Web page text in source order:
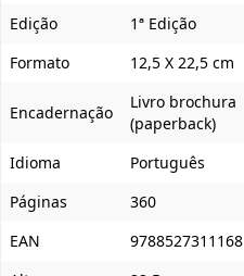
Edição
1ª Edição
Formato
12,5 X 22,5 cm
Encadernação
Livro brochura
(paperback)
Idioma
Português
Páginas
360
EAN
9788527311168